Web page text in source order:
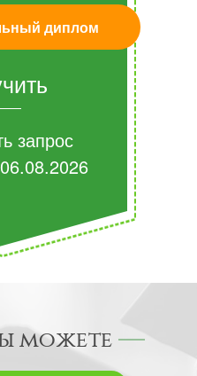
диплом
запрос
06.08.2026
можете